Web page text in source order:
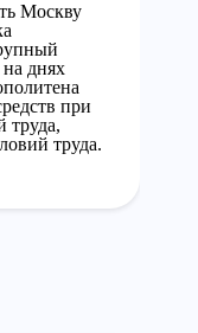
Москву
днях
при
труда,
труда.